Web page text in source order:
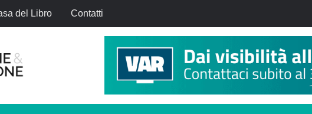
del Libro Contatti